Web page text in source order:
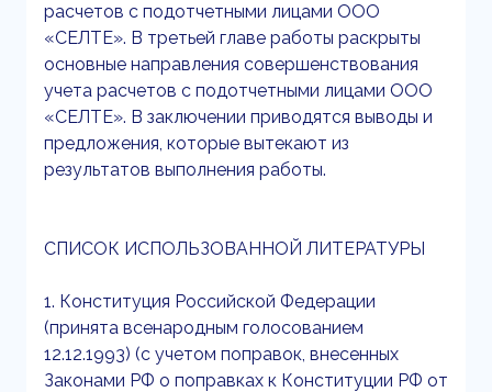
расчетов с подотчетными лицами ООО
«СЕЛТЕ». В третьей главе работы раскрыты
основные направления совершенствования
учета расчетов с подотчетными лицами ООО
«СЕЛТЕ». В заключении приводятся выводы и
предложения, которые вытекают из
результатов выполнения работы.
СПИСОК ИСПОЛЬЗОВАННОЙ ЛИТЕРАТУРЫ
1. Конституция Российской Федерации
(принята всенародным голосованием
12.12.1993) (с учетом поправок, внесенных
Законами РФ о поправках к Конституции РФ от